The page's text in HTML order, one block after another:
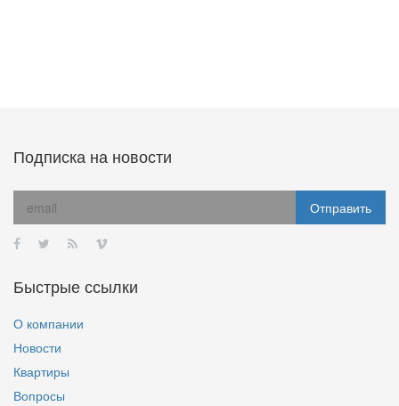
Подписка на новости
Быстрые ссылки
О компании
Новости
Квартиры
Вопросы